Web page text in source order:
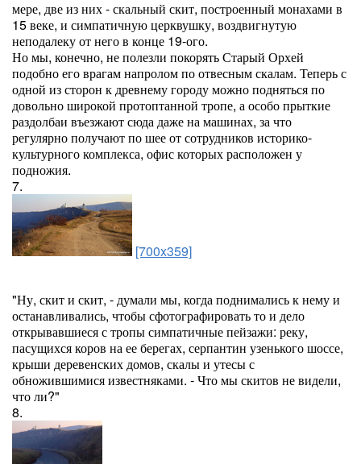
мере, две из них - скальный скит, построенный монахами в
15 веке, и симпатичную церквушку, воздвигнутую
неподалеку от него в конце 19-ого.
Но мы, конечно, не полезли покорять Старый Орхей
подобно его врагам напролом по отвесным скалам. Теперь с
одной из сторон к древнему городу можно подняться по
довольно широкой протоптанной тропе, а особо прыткие
раздолбаи въезжают сюда даже на машинах, за что
регулярно получают по шее от сотрудников историко-
культурного комплекса, офис которых расположен у
подножия.
7.
[700x359]
"Ну, скит и скит, - думали мы, когда поднимались к нему и
останавливались, чтобы сфотографировать то и дело
открывавшиеся с тропы симпатичные пейзажи: реку,
пасущихся коров на ее берегах, серпантин узенького шоссе,
крыши деревенских домов, скалы и утесы с
обножившимися известняками. - Что мы скитов не видели,
что ли?"
8.